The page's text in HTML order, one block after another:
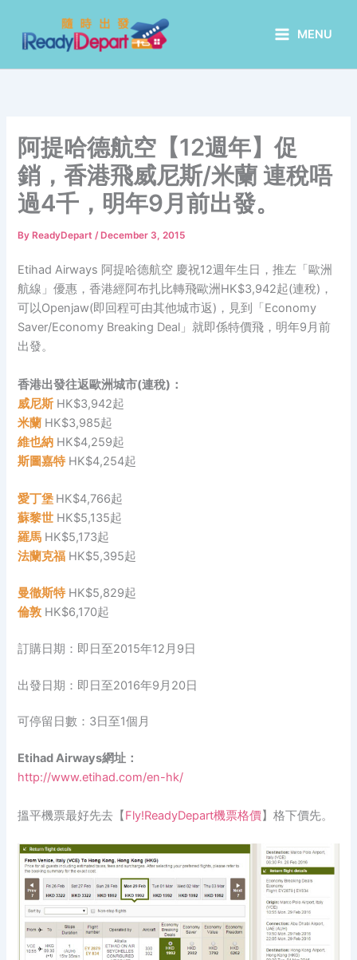
content
MENU
阿提哈德航空【12週年】促
銷，香港飛威尼斯/米蘭 連稅唔
過4千，明年9月前出發。
By ReadyDepart/ December 3, 2015
Etihad Airways 阿提哈德航空 慶祝12週年生日，推左「歐洲
航線」優惠，香港經阿布扎比轉飛歐洲HK$3,942起(連稅)，
可以Openjaw(即回程可由其他城市返)，見到「Economy
Saver/Economy Breaking Deal」就即係特價飛，明年9月前
出發。
香港出發往返歐洲城市(連稅)：
威尼斯 HK$3,942起
米蘭 HK$3,985起
維也納 HK$4,259起
斯圖嘉特HK$4,254起
愛丁堡 HK$4,766起
蘇黎世 HK$5,135起
羅馬 HK$5,173起
法蘭克福 HK$5,395起
曼徹斯特HK$5,829起
倫敦 HK$6,170起
訂購日期：即日至2015年12月9日
出發日期：即日至2016年9月20日
可停留日數：3日至1個月
Etihad Airways網址：
http://www.etihad.com/en-hk/
搵平機票最好先去【Fly!ReadyDepart機票格價】格下價先。